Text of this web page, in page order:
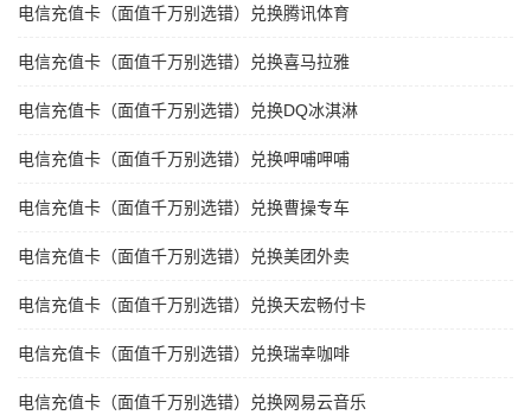
电信充值卡（面值千万别选错）兑换腾讯体育
电信充值卡（面值千万别选错）兑换喜马拉雅
电信充值卡（面值千万别选错）兑换DQ冰淇淋
电信充值卡（面值千万别选错）兑换呷哺呷哺
电信充值卡（面值千万别选错）兑换曹操专车
电信充值卡（面值千万别选错）兑换美团外卖
电信充值卡（面值千万别选错）兑换天宏畅付卡
电信充值卡（面值千万别选错）兑换瑞幸咖啡
电信充值卡（面值千万别选错）兑换网易云音乐